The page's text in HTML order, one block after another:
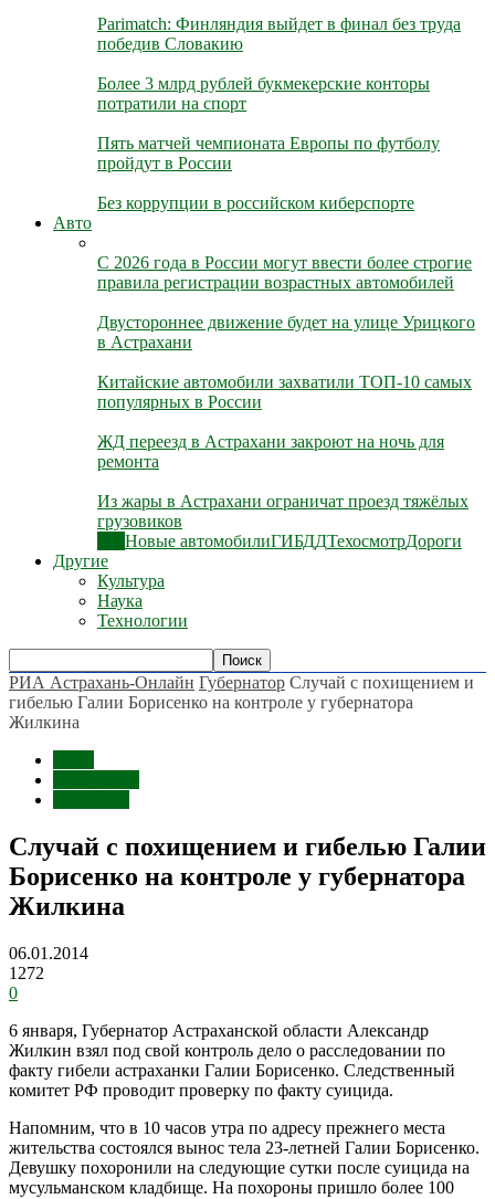
Parimatch: Финляндия выйдет в финал без труда
победив Словакию
Более 3 млрд рублей букмекерские конторы
потратили на спорт
Пять матчей чемпионата Европы по футболу
пройдут в России
Без коррупции в российском киберспорте
Авто
С 2026 года в России могут ввести более строгие
правила регистрации возрастных автомобилей
Двустороннее движение будет на улице Урицкого
в Астрахани
Китайские автомобили захватили ТОП-10 самых
популярных в России
ЖД переезд в Астрахани закроют на ночь для
ремонта
Из жары в Астрахани ограничат проезд тяжёлых
грузовиков
Новые автомобилиГИБДДТехосмотрДороги
Другие
Культура
Наука
Технологии
РИА Астрахань-Онлайн Губернатор Случай с похищением и
гибелью Галии Борисенко на контроле у губернатора
Жилкина
Случай с похищением и гибелью Галии
Борисенко на контроле у губернатора
Жилкина
06.01.2014
1272
0
6 января, Губернатор Астраханской области Александр
Жилкин взял под свой контроль дело о расследовании по
факту гибели астраханки Галии Борисенко. Следственный
комитет РФ проводит проверку по факту суицида.
Напомним, что в 10 часов утра по адресу прежнего места
жительства состоялся вынос тела 23-летней Галии Борисенко.
Девушку похоронили на следующие сутки после суицида на
мусульманском кладбище. На похороны пришло более 100